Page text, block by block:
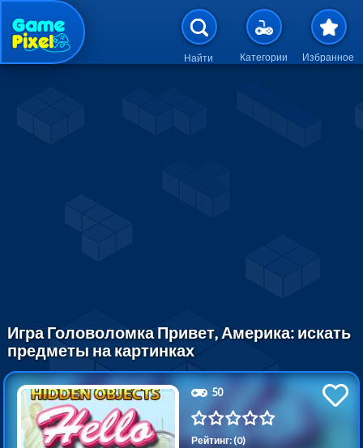
Перейти к основному
Найти Категории Избранное
Игра Головоломка Привет, Америка: искать
предметы на картинках
50
Рейтинг: (0)